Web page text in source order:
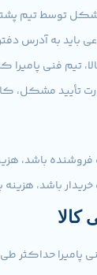
توسط تیم
باید به آدرس
تیم فنی پامیرا
تأیید مشکل،
باشد،
باشد، هزینه
کرده و نتیجه را به شما اطلاع می‌دهد.